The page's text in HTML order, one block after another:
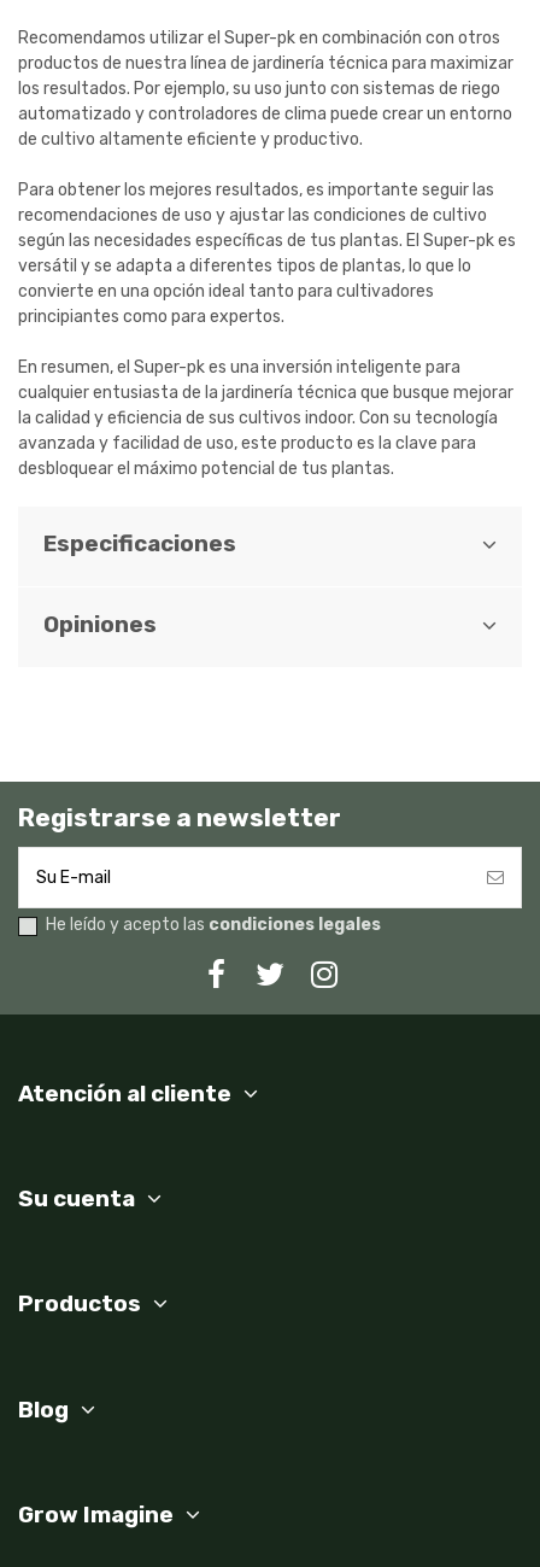
Recomendamos utilizar el Super-pk en combinación con otros
productos de nuestra línea de jardinería técnica para maximizar
los resultados. Por ejemplo, su uso junto con sistemas de riego
automatizado y controladores de clima puede crear un entorno
de cultivo altamente eficiente y productivo.
Para obtener los mejores resultados, es importante seguir las
recomendaciones de uso y ajustar las condiciones de cultivo
según las necesidades específicas de tus plantas. El Super-pk es
versátil y se adapta a diferentes tipos de plantas, lo que lo
convierte en una opción ideal tanto para cultivadores
principiantes como para expertos.
En resumen, el Super-pk es una inversión inteligente para
cualquier entusiasta de la jardinería técnica que busque mejorar
la calidad y eficiencia de sus cultivos indoor. Con su tecnología
avanzada y facilidad de uso, este producto es la clave para
desbloquear el máximo potencial de tus plantas.
Especificaciones
Opiniones
Registrarse a newsletter
He leído y acepto las condiciones legales
Atención al cliente
Su cuenta
Productos
Blog
Grow Imagine